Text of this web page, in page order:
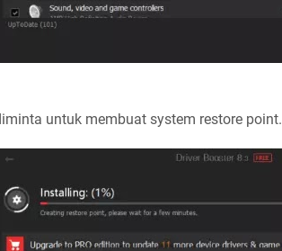
untuk membuat system restore point.